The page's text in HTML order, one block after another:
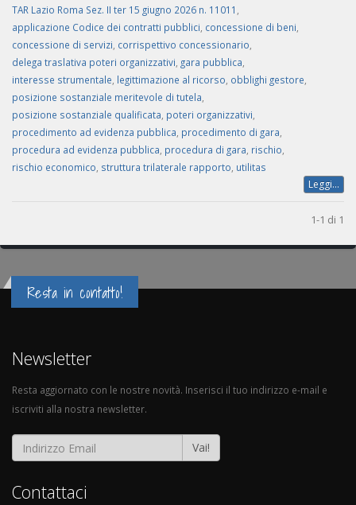
TAR Lazio Roma Sez. II ter 15 giugno 2026 n. 11011
applicazione Codice dei contratti pubblici concessione di beni
concessione di servizi corrispettivo concessionario
delega traslativa poteri organizzativi gara pubblica
interesse strumentale legittimazione al ricorso obblighi gestore
posizione sostanziale meritevole di tutela
posizione sostanziale qualificata poteri organizzativi
procedimento ad evidenza pubblica procedimento di gara
procedura ad evidenza pubblica procedura di gara rischio
rischio economico struttura trilaterale rapporto utilitas
Leggi...
1-1 di 1
Resta in contatto!
Newsletter
Resta aggiornato con le nostre novità. Inserisci il tuo indirizzo e-mail e
iscriviti alla nostra newsletter.
Vai!
Contattaci